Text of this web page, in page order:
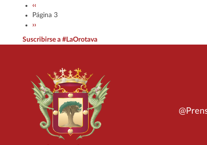
Paginación
Página anterior
‹‹
Página 3
Siguiente página
››
Suscribirse a #LaOrotava